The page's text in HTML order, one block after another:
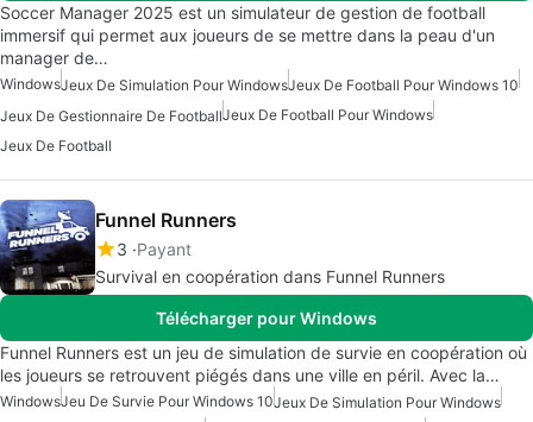
Soccer Manager 2025 est un simulateur de gestion de football
immersif qui permet aux joueurs de se mettre dans la peau d'un
manager de…
WindowsJeux De Simulation Pour WindowsJeux De Football Pour Windows 10
Jeux De Gestionnaire De FootballJeux De Football Pour Windows
Jeux De Football
Funnel Runners
3 Payant
Survival en coopération dans Funnel Runners
Télécharger pour Windows
Funnel Runners est un jeu de simulation de survie en coopération où
les joueurs se retrouvent piégés dans une ville en péril. Avec la…
WindowsJeu De Survie Pour Windows 10Jeux De Simulation Pour Windows